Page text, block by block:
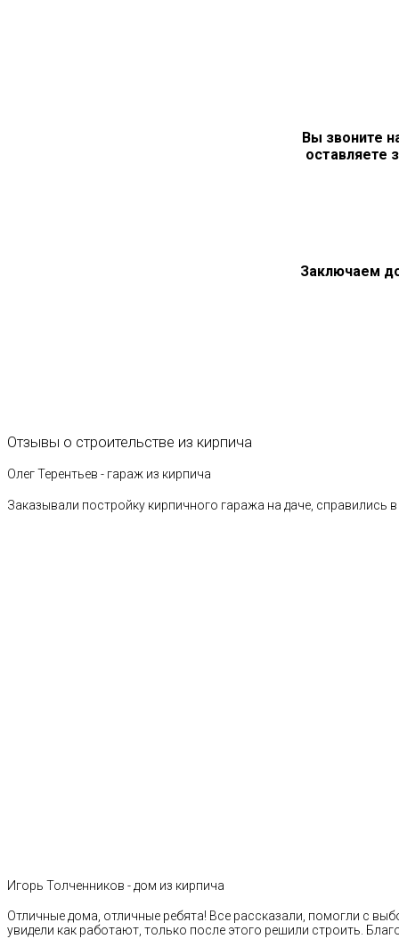
Вы звоните
оставляете
Заключаем
Отзывы о строительстве из кирпича
Олег Терентьев - гараж из кирпича
Заказывали постройку кирпичного гаража на даче, справились
Игорь Толченников - дом из кирпича
Отличные дома, отличные ребята! Все рассказали, помогли с
увидели как работают, только после этого решили строить.